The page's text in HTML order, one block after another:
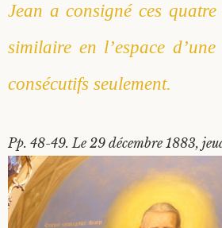
Jean a consigné ces
similaire en l’espace
consécutifs seulement.
Pp. 48-49. Le 29 décembre 1883,